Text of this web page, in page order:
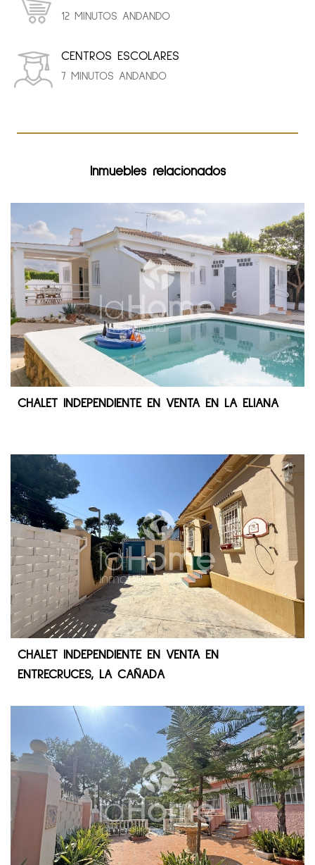
12 MINUTOS ANDANDO
CENTROS ESCOLARES
7 MINUTOS ANDANDO
Inmuebles relacionados
CHALET INDEPENDIENTE EN VENTA EN LA ELIANA
CHALET INDEPENDIENTE EN VENTA EN
ENTRECRUCES, LA CAÑADA